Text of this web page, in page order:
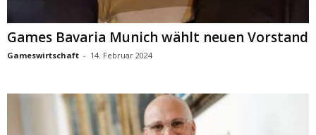
Games Bavaria Munich wählt neuen Vorstand
Gameswirtschaft - 14. Februar 2024